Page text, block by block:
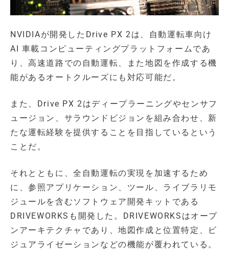
NVIDIAが開発したDrive PX 2は、自動運転車向け
AI 車載コンピューティングプラットフォームであ
り、高速道路での自動運転、また地図を作成する機
能があるオートクルーズにも対応可能だ。
また、Drive PX 2はディープラーニングやセンサフ
ュージョン、サラウンドビジョンを組み合わせ、新
たな運転経験を提供することを目指しているという
ことだ。
それとともに、全自動運転の実現を加速するため
に、参照アプリケーション、ツール、ライブラリモ
ジュールを含むソフトウェア開発キットである
DRIVEWORKSも開発した。DRIVEWORKSはオープ
ンアーキテクチャであり、地図作成と位置特定、ビ
ジュアライゼーションなどの機能が覆われている。